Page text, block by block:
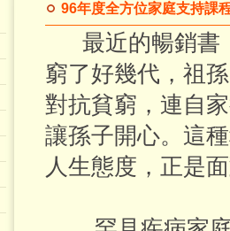
96年度全方位家庭支持課
最近的暢銷書
窮了好幾代，祖
對抗貧窮，連自
讓孫子開心。這
人生態度，正是